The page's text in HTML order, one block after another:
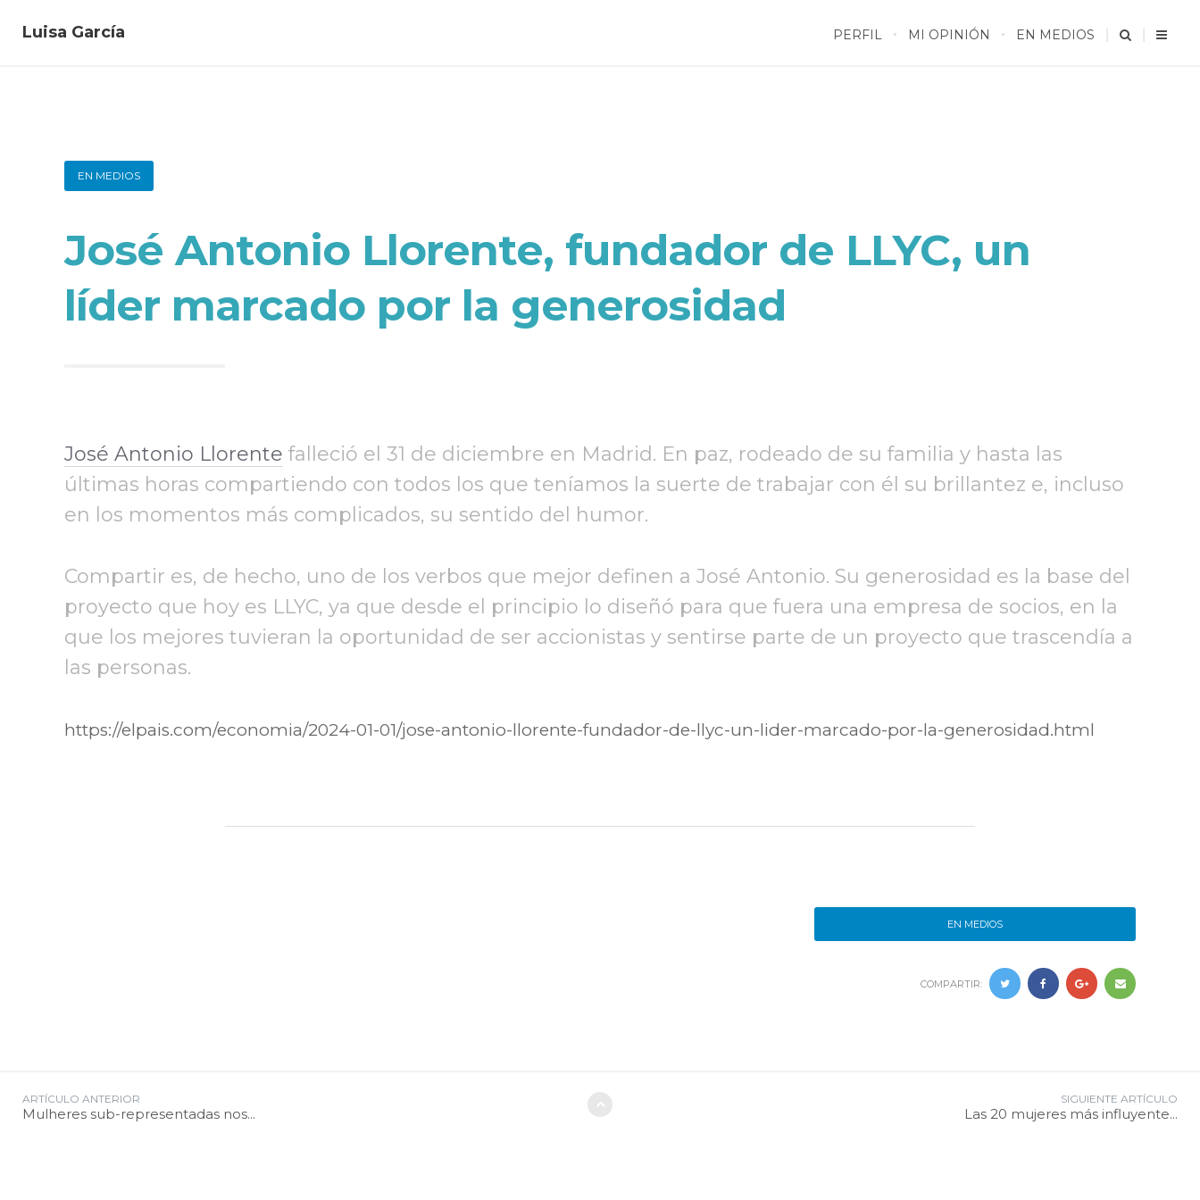
Luisa García PERFIL MI OPINIÓN EN MEDIOS
EN MEDIOS
José Antonio Llorente, fundador de LLYC, un
líder marcado por la generosidad
José Antonio Llorente falleció el 31 de diciembre en Madrid. En paz, rodeado de su familia y hasta las
últimas horas compartiendo con todos los que teníamos la suerte de trabajar con él su brillantez e, incluso
en los momentos más complicados, su sentido del humor.
Compartir es, de hecho, uno de los verbos que mejor definen a José Antonio. Su generosidad es la base del
proyecto que hoy es LLYC, ya que desde el principio lo diseñó para que fuera una empresa de socios, en la
que los mejores tuvieran la oportunidad de ser accionistas y sentirse parte de un proyecto que trascendía a
las personas.
https://elpais.com/economia/2024-01-01/jose-antonio-llorente-fundador-de-llyc-un-lider-marcado-por-la-generosidad.html
EN MEDIOS
COMPARTIR:
ARTÍCULO ANTERIOR
Mulheres sub-representadas nos...
SIGUIENTE ARTÍCULO
Las 20 mujeres más influyente...